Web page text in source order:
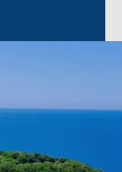
için
ve
Volos'ta